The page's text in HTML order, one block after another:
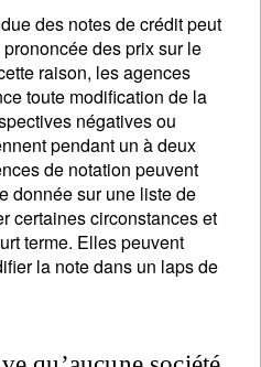
des notes de crédit peut
des prix sur le
raison, les agences
toute modification de la
négatives ou
pendant un à deux
de notation peuvent
donnée sur une liste de
certaines circonstances et
terme. Elles peuvent
la note dans un laps de